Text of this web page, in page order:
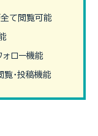
上がる」、「景気が
す。こちらを立て
性をトレードオ…
て閲覧可能
ォロー機能
覧・投稿機能